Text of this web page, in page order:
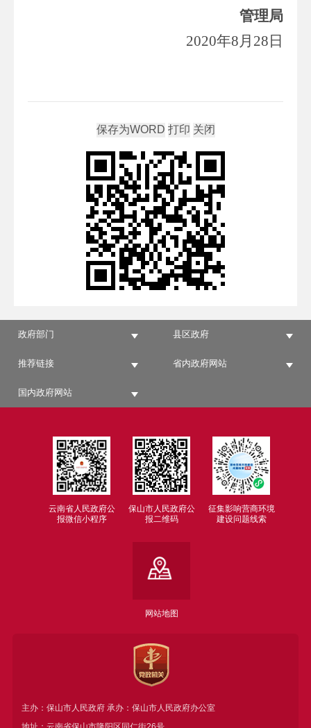
管理局
2020年8月28日
政府部门 县区政府
推荐链接 省内政府网站
国内政府网站
云南省人民政府公
报微信小程序
保山市人民政府公
报二维码
征集影响营商环境
建设问题线索
网站地图
主办：保山市人民政府 承办：保山市人民政府办公室